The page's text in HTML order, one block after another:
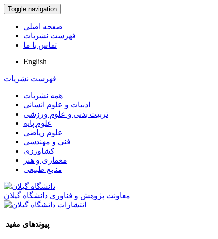
Toggle navigation
صفحه اصلی
فهرست نشریات
تماس با ما
English
فهرست نشریات
همه نشریات
ادبیات و علوم انسانی
تربیت بدنی و علوم ورزشی
علوم پایه
علوم ریاضی
فنی و مهندسی
کشاورزی
معماری و هنر
منابع طبیعی
معاونت پژوهش و فناوری دانشگاه گیلان
پیوندهای مفید